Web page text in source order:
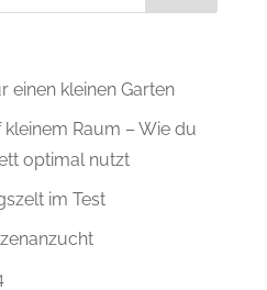
einen kleinen Garten
Raum – Wie du
optimal nutzt
im Test